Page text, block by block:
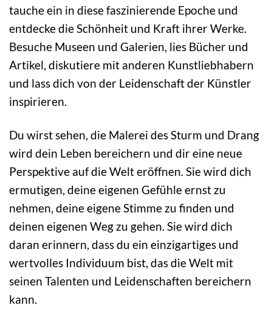
tauche ein in diese faszinierende Epoche und
entdecke die Schönheit und Kraft ihrer Werke.
Besuche Museen und Galerien, lies Bücher und
Artikel, diskutiere mit anderen Kunstliebhabern
und lass dich von der Leidenschaft der Künstler
inspirieren.
Du wirst sehen, die Malerei des Sturm und Drang
wird dein Leben bereichern und dir eine neue
Perspektive auf die Welt eröffnen. Sie wird dich
ermutigen, deine eigenen Gefühle ernst zu
nehmen, deine eigene Stimme zu finden und
deinen eigenen Weg zu gehen. Sie wird dich
daran erinnern, dass du ein einzigartiges und
wertvolles Individuum bist, das die Welt mit
seinen Talenten und Leidenschaften bereichern
kann.